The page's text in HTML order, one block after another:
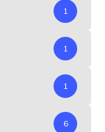
1
1
1
6